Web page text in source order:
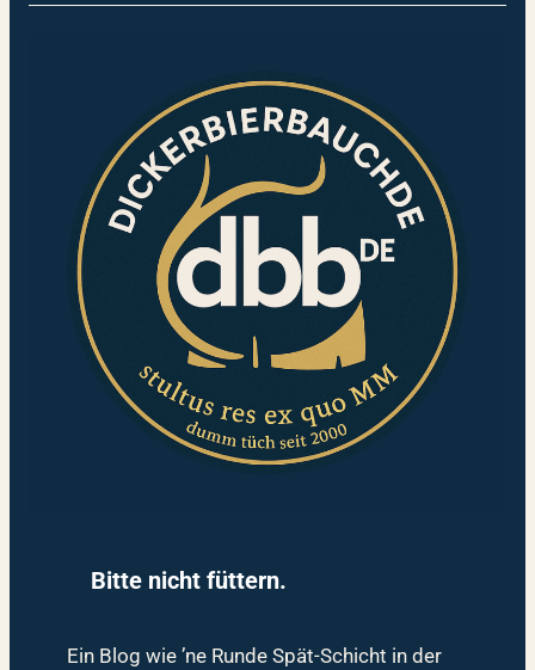
Bitte nicht füttern.
Ein Blog wie ’ne Runde Spät-Schicht in der